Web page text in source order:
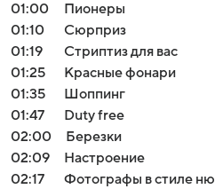
01:00
Пионеры
01:10
Сюрприз
01:19
Стриптиз для вас
01:25
Красные фонари
01:35
Шоппинг
01:47
Duty free
02:00
Березки
02:09
Настроение
02:17
Фотографы в стиле ню